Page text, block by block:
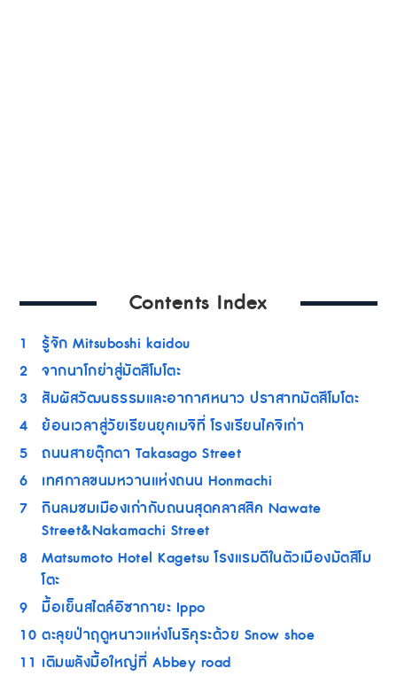
Contents Index
1
รู้จัก Mitsuboshi kaidou
2 จากนาโกย่าสู่มัตสึโมโตะ
3
สัมผัสวัฒนธรรมและอากาศหนาว ปราสาทมัตสึโมโตะ
4 ย้อนเวลาสู่วัยเรียนยุคเมจิที่ โรงเรียนไคจิเก่า
5 ถนนสายตุ๊กตา Takasago Street
6
เทศกาลขนมหวานแห่งถนน Honmachi
7 กินลมชมเมืองเก่ากับถนนสุดคลาสสิค Nawate
Street&Nakamachi Street
8 Matsumoto Hotel Kagetsu โรงแรมดีในตัวเมืองมัตสึโม
โตะ
9 มื้อเย็นสไตล์อิซากายะ Ippo
10 ตะลุยป่าฤดูหนาวแห่งโนริคุระด้วย Snow shoe
11 เติมพลังมื้อใหญ่ที่ Abbey road